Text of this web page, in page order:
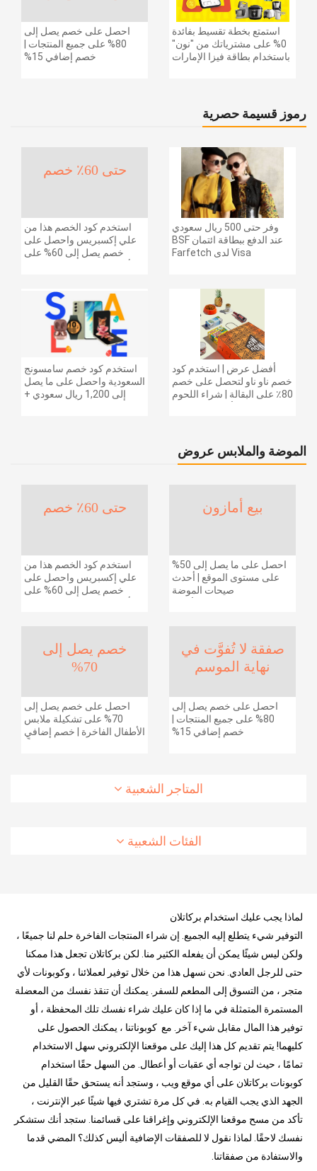
احصل على خصم يصل إلى
80% على جميع المنتجات |
خصم إضافي 15%
استمتع بخطة تقسيط بفائدة
0% على مشترياتك من "نون"
باستخدام بطاقة فيزا الإمارات
رموز قسيمة حصرية
حتى 60٪ خصم
استخدم كود الخصم هذا من
علي إكسبريس واحصل على
خصم يصل إلى 60% على
بقيمة 155 دولارًا أمريكيًا على
الطلبات التي تزيد قيمتها عن
1425 ريالًا سعوديًا | شحن مج
وفر حتى 500 ريال سعودي
عند الدفع ببطاقة ائتمان BSF
Visa لدى Farfetch
استخدم كود خصم سامسونج
السعودية واحصل على ما يصل
إلى 1,200 ريال سعودي +
أفضل عرض | استخدم كود
خصم ناو ناو لتحصل على خصم
80٪ على البقالة | شراء اللحوم
الموضة والملابس عروض
حتى 60٪ خصم
استخدم كود الخصم هذا من
علي إكسبريس واحصل على
خصم يصل إلى 60% على
الطلبات التي تزيد قيمتها عن
1425 ريالًا سعوديًا | شحن مج
بيع أمازون
احصل على ما يصل إلى 50%
على مستوى الموقع | أحدث
صيحات الموضة
خصم يصل إلى
70%
احصل على خصم يصل إلى
70% على تشكيلة ملابس
الأطفال الفاخرة | خصم إضافي
صفقة لا تُفوَّت في
نهاية الموسم
احصل على خصم يصل إلى
80% على جميع المنتجات |
خصم إضافي 15%
المتاجر الشعبية
الفئات الشعبية
لماذا يجب عليك استخدام بركاتلان
التوفير شيء يتطلع إليه الجميع. إن شراء المنتجات الفاخرة حلم لنا جميعًا ،
ولكن ليس شيئًا يمكن أن يفعله الكثير منا. لكن بركاتلان تجعل هذا ممكنا
حتى للرجل العادي. نحن نسهل هذا من خلال توفير لعملائنا ، وكوبونات لأي
متجر ، من التسوق إلى المطعم للسفر. يمكنك أن تنقذ نفسك من المعضلة
المستمرة المتمثلة في ما إذا كان عليك شراء نفسك تلك المحفظة ، أو
توفير هذا المال مقابل شيء آخر. مع كوبوناتنا ، يمكنك الحصول على
كليهما! يتم تقديم كل هذا إليك على موقعنا الإلكتروني سهل الاستخدام
تمامًا ، حيث لن تواجه أي عقبات أو أعطال. من السهل حقًا استخدام
كوبونات بركاتلان على أي موقع ويب ، وستجد أنه يستحق حقًا القليل من
الجهد الذي يجب القيام به. في كل مرة تشتري فيها شيئًا عبر الإنترنت ،
تأكد من مسح موقعنا الإلكتروني وإغراقنا على قسائمنا. ستجد أنك ستشكر
نفسك لاحقًا. لماذا نقول لا للصفقات الإضافية أليس كذلك؟ المضي قدما
والاستفادة من صفقاتنا.